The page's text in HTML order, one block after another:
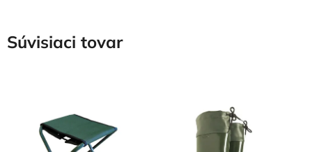
Súvisiaci tovar